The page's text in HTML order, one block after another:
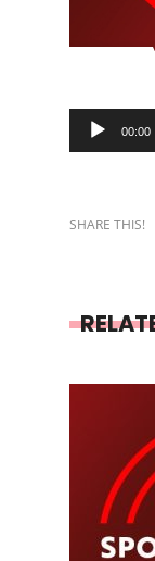
Audio
Player
00:00
SHARE THIS!